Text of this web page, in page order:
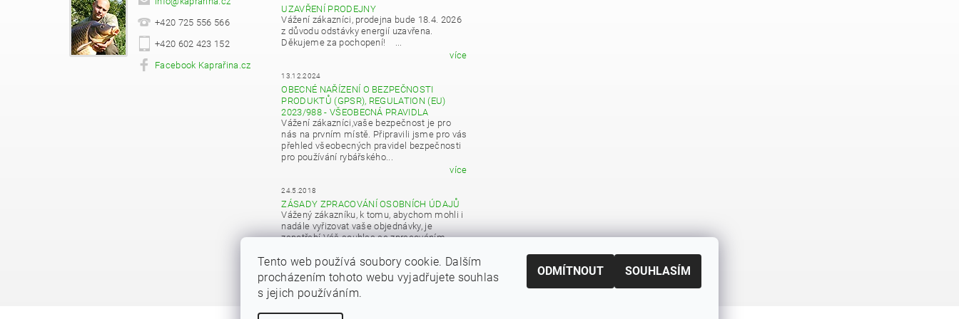
+420 725 556 566
+420 602 423 152
Facebook Kaprařina.cz
UZAVŘENÍ PRODEJNY
Vážení zákazníci, prodejna bude 18.4. 2026
z důvodu odstávky energií uzavřena.
Děkujeme za pochopení! ...
více
13.12.2024
OBECNÉ NAŘÍZENÍ O BEZPEČNOSTI
PRODUKTŮ (GPSR), REGULATION (EU)
2023/988 - VŠEOBECNÁ PRAVIDLA
Vážení zákazníci,vaše bezpečnost je pro
nás na prvním místě. Připravili jsme pro vás
přehled všeobecných pravidel bezpečnosti
pro používání rybářského...
více
24.5.2018
ZÁSADY ZPRACOVÁNÍ OSOBNÍCH ÚDAJŮ
Vážený zákazníku, k tomu, abychom mohli i
nadále vyřizovat vaše objednávky, je
zapotřebí Váš souhlas se zpracováním
více
Tento web používá soubory cookie. Dalším
procházením tohoto webu vyjadřujete souhlas
s jejich používáním.
ODMÍTNOUT SOUHLASÍM